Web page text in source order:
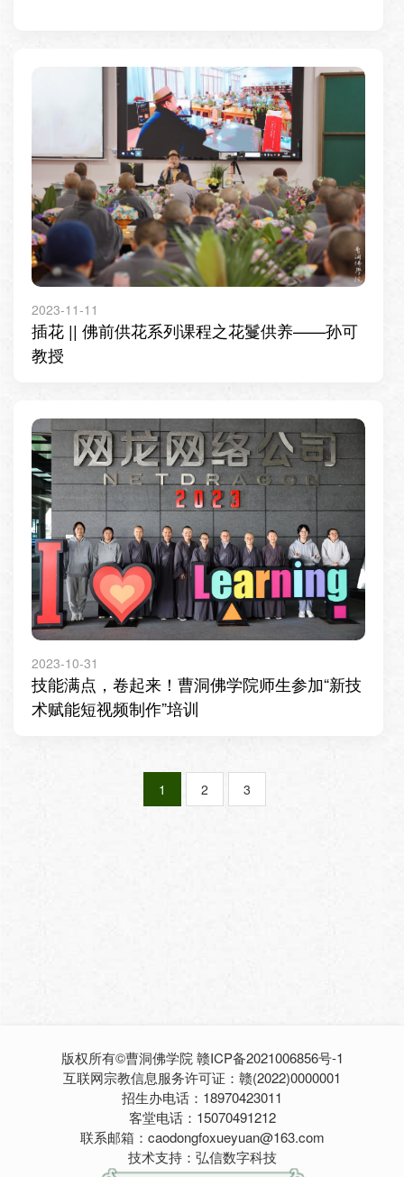
2023-11-11
插花 || 佛前供花系列课程之花鬘供养——孙可
教授
2023-10-31
技能满点，卷起来！曹洞佛学院师生参加“新技
术赋能短视频制作”培训
1 2 3
版权所有©曹洞佛学院 赣ICP备2021006856号-1
互联网宗教信息服务许可证：赣(2022)0000001
招生办电话：18970423011
客堂电话：15070491212
联系邮箱：caodongfoxueyuan@163.com
技术支持：弘信数字科技